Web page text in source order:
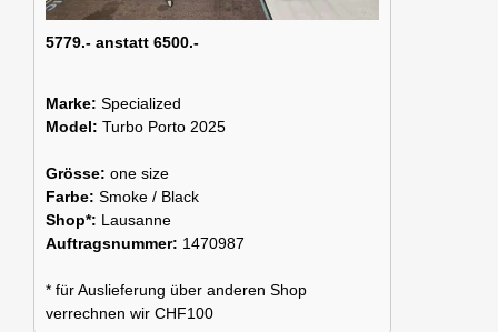
5779.- anstatt 6500.-
Marke: Specialized
Model: Turbo Porto 2025
Grösse: one size
Farbe: Smoke / Black
Shop*: Lausanne
Auftragsnummer: 1470987
* für Auslieferung über anderen Shop
verrechnen wir CHF100